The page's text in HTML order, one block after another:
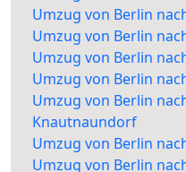
Umzug von Berlin
Umzug von Berlin
Umzug von Berlin
Umzug von Berlin
Umzug von Berlin
Knautnaundorf
Umzug von Berlin
Umzug von Berlin